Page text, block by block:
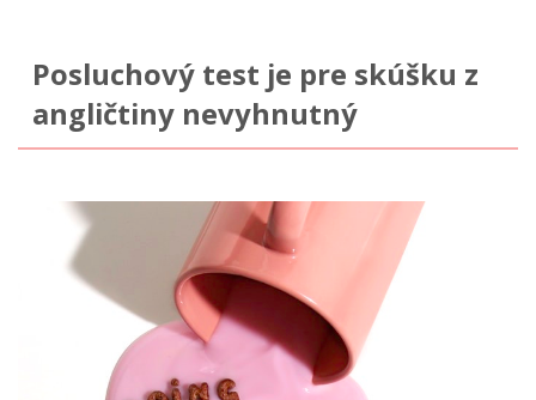
Posluchový test je pre skúšku z
angličtiny nevyhnutný